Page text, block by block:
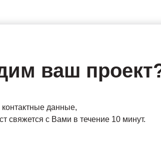
ваш
контактные данные,
свяжется с Вами в течение 10 минут.